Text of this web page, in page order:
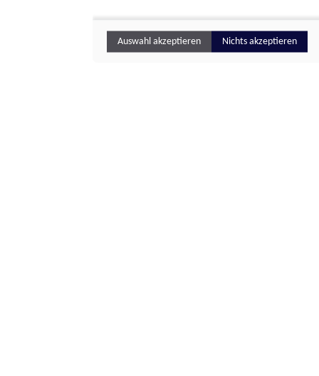
Auswahl akzeptieren Nichts akzeptieren